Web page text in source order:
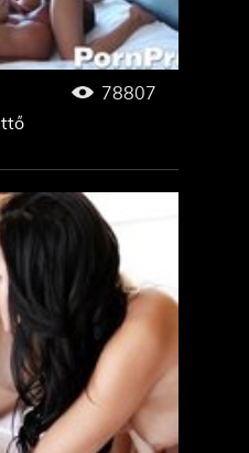
78807